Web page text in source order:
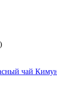
чай